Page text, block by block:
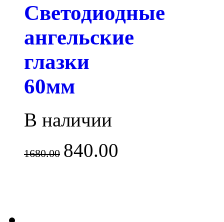
Светодиодные
ангельские
глазки
60мм
В наличии
1680.00 840.00